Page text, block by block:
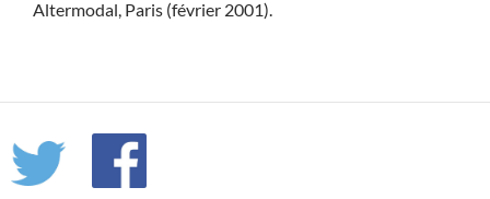
Altermodal, Paris (février 2001).